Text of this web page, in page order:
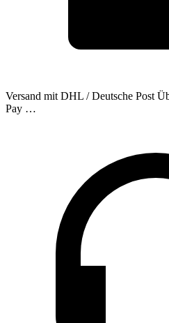
Versand mit DHL / Deutsche Post
Pay …